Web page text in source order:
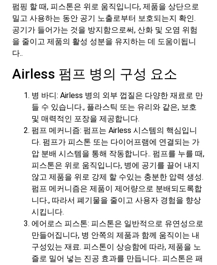
펌핑 할 때, 피스톤은 위로 움직입니다, 제품을 상단으로
밀고 사용하는 동안 공기 노출로부터 보호되는지 확인.
공기가 들어가는 것을 방지함으로써, 산화 및 오염 위험
을 줄이고 제품의 활성 성분을 유지하는 데 도움이됩니
다..
Airless 펌프 병의 구성 요소
병 바디: Airless 병의 외부 껍질은 다양한 재료로 만
들 수 있습니다., 플라스틱 또는 유리와 같은, 보호
및 매력적인 포장을 제공합니다.
펌프 메커니즘: 펌프는 Airless 시스템의 핵심입니
다. 펌프가 피스톤 또는 다이어프램에 연결되는 가
압 분배 시스템을 통해 작동합니다.. 펌프를 누를 때,
피스톤은 위로 움직입니다, 병에 공기를 끌어 내지
않고 제품을 위로 강제 할 수있는 충분한 압력 생성.
펌프 메커니즘은 제품이 제어량으로 분배되도록합
니다., 따라서 폐기물을 줄이고 사용자 경험을 향상
시킵니다.
에어로스 피스톤: 피스톤은 일반적으로 유연성으로
만들어집니다, 병 안쪽의 제품과 함께 움직이는 내
구성있는 재료. 피스톤이 상승함에 따라, 제품을 노
즐로 밀어 넣는 진공 효과를 만듭니다.. 피스톤은 패